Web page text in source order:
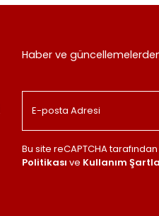
Haber ve
Bu site reCAPTCHA
Politikası ve Kullanım